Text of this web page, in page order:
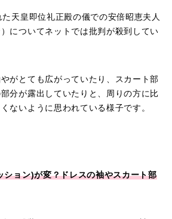
天皇即位礼正殿の儀での安倍昭恵夫人
についてネットでは批判が殺到してい
がとても広がっていたり、スカート部
分が露出していたりと、周りの方に比
ないように思われている様子です。
ション)が変？ドレスの袖やスカート部